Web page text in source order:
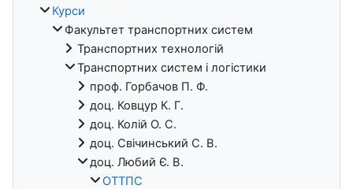
Курси
Факультет транспортних систем
Транспортних технологій
Транспортних систем і логістики
проф. Горбачов П. Ф.
доц. Ковцур К. Г.
доц. Колій О. С.
доц. Свічинський С. В.
доц. Любий Є. В.
ОТТПС